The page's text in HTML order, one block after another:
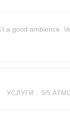
a good ambience.
УСЛУГИ : 5/5